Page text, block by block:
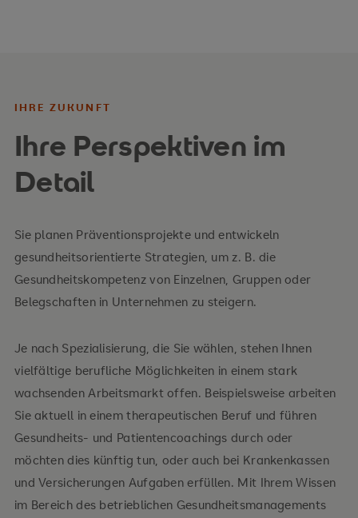
IHRE ZUKUNFT
Ihre Perspektiven im
Detail
Sie planen Präventionsprojekte und entwickeln
gesundheitsorientierte Strategien, um z. B. die
Gesundheitskompetenz von Einzelnen, Gruppen oder
Belegschaften in Unternehmen zu steigern.
Je nach Spezialisierung, die Sie wählen, stehen Ihnen
vielfältige berufliche Möglichkeiten in einem stark
wachsenden Arbeitsmarkt offen. Beispielsweise arbeiten
Sie aktuell in einem therapeutischen Beruf und führen
Gesundheits- und Patientencoachings durch oder
möchten dies künftig tun, oder auch bei Krankenkassen
und Versicherungen Aufgaben erfüllen. Mit Ihrem Wissen
im Bereich des betrieblichen Gesundheitsmanagements